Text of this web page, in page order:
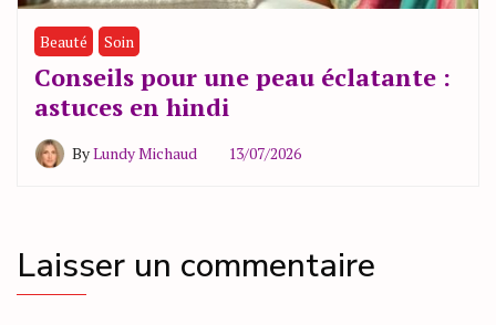
Beauté Soin
Conseils pour une peau éclatante :
astuces en hindi
ByLundy Michaud 13/07/2026
Laisser un commentaire